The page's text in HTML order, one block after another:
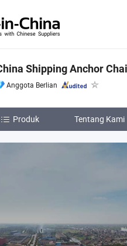
Shipping Anchor
Anggota Berlian
Produk Tentang Kami